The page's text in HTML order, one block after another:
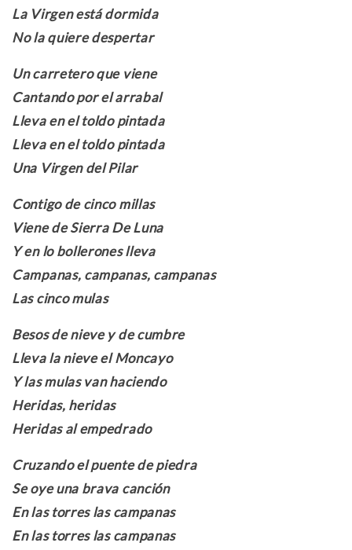
La Virgen está dormida
No la quiere despertar
Un carretero que viene
Cantando por el arrabal
Lleva en el toldo pintada
Lleva en el toldo pintada
Una Virgen del Pilar
Contigo de cinco millas
Viene de Sierra De Luna
Y en lo bollerones lleva
Campanas, campanas, campanas
Las cinco mulas
Besos de nieve y de cumbre
Lleva la nieve el Moncayo
Y las mulas van haciendo
Heridas, heridas
Heridas al empedrado
Cruzando el puente de piedra
Se oye una brava canción
En las torres las campanas
En las torres las campanas